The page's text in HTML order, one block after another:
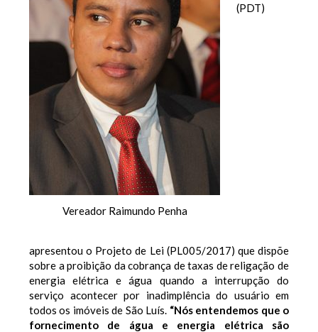
Vereador Raimundo Penha
(PDT)
apresentou o Projeto de Lei (PL005/2017) que dispõe
sobre a proibição da cobrança de taxas de religação de
energia elétrica e água quando a interrupção do
serviço acontecer por inadimplência do usuário em
todos os imóveis de São Luís. “Nós entendemos que o
fornecimento de água e energia elétrica são